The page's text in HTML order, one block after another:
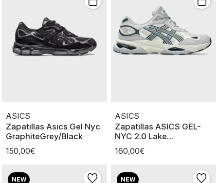
ASICS
Zapatillas Asics Gel Nyc
GraphiteGrey/Black
150,00€
ASICS
Zapatillas ASICS GEL-
NYC 2.0 Lake
Grey/Piedmont Grey
160,00€
NEW NEW